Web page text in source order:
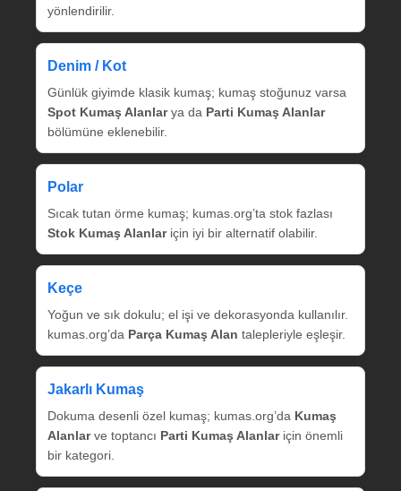
yönlendirilir.
Denim / Kot
Günlük giyimde klasik kumaş; kumaş stoğunuz varsa
Spot Kumaş Alanlarya da Parti Kumaş Alanlar
bölümüne eklenebilir.
Polar
Sıcak tutan örme kumaş; kumas.org’ta stok fazlası
Stok Kumaş Alanlariçin iyi bir alternatif olabilir.
Keçe
Yoğun ve sık dokulu; el işi ve dekorasyonda kullanılır.
kumas.org’da Parça Kumaş Alan talepleriyle eşleşir.
Jakarlı Kumaş
Dokuma desenli özel kumaş; kumas.org’da Kumaş
Alanlarve toptancı Parti Kumaş Alanlariçin önemli
bir kategori.